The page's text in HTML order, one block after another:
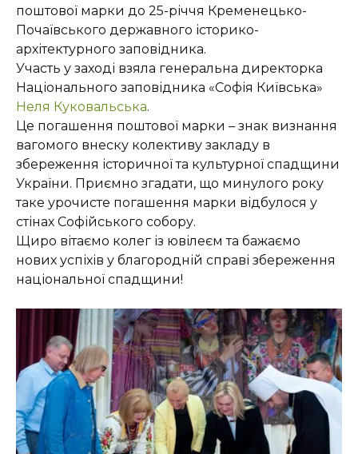
поштової марки до 25-річчя Кременецько-
Почаївського державного історико-
архітектурного заповідника.
Участь у заході взяла генеральна директорка
Національного заповідника «Софія Київська»
Неля Куковальська.
Це погашення поштової марки – знак визнання
вагомого внеску колективу закладу в
збереження історичної та культурної спадщини
України. Приємно згадати, що минулого року
таке урочисте погашення марки відбулося у
стінах Софійського собору.
Щиро вітаємо колег із ювілеєм та бажаємо
нових успіхів у благородній справі збереження
національної спадщини!